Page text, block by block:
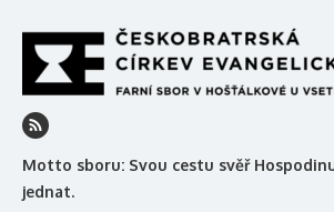
to
content
Motto sboru: Svou cestu svěř
jednat.